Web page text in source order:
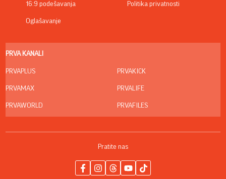
16:9 podešavanja
Oglašavanje
Politika privatnosti
PRVA KANALI
PRVAPLUS
PRVAMAX
PRVAWORLD
PRVAKICK
PRVALIFE
PRVAFILES
Pratite nas